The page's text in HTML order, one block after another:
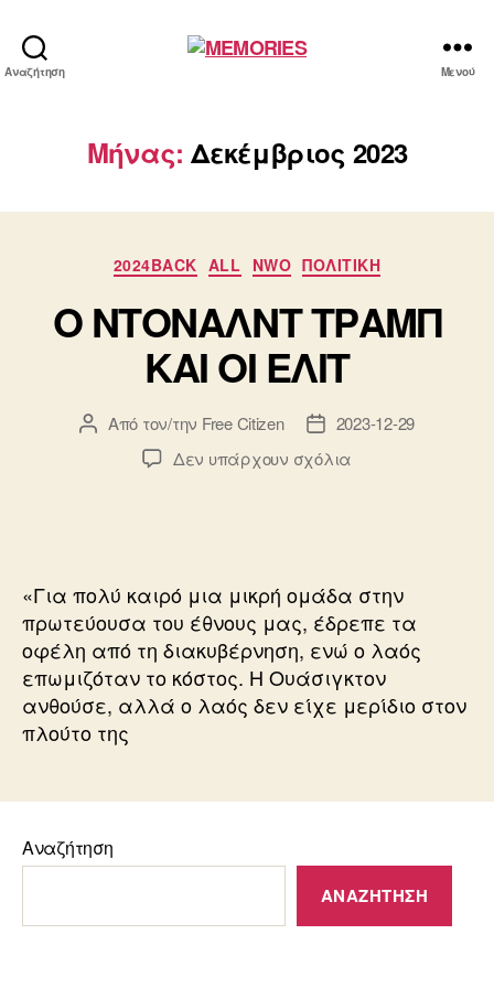
Αναζήτηση Μενού
Μήνας: Δεκέμβριος 2023
Κατηγορίες
2024BACK ALL NWO ΠΟΛΙΤΙΚΗ
Ο ΝΤΟΝΑΛΝΤ ΤΡΑΜΠ
ΚΑΙ ΟΙ ΕΛΙΤ
Συντάκτης
άρθρου
Από τον/την Free Citizen
Ημ.
δημοσίευσης
2023-12-29
Δεν υπάρχουν σχόλια
«Για πολύ καιρό μια μικρή ομάδα στην
πρωτεύουσα του έθνους μας, έδρεπε τα
οφέλη από τη διακυβέρνηση, ενώ ο λαός
επωμιζόταν το κόστος. Η Ουάσιγκτον
ανθούσε, αλλά ο λαός δεν είχε μερίδιο στον
πλούτο της
Αναζήτηση
ΑΝΑΖΉΤΗΣΗ